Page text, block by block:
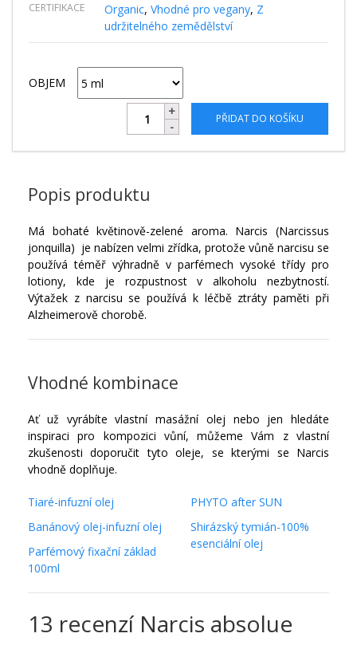
CERTIFIKACE Organic, Vhodné pro vegany, Z
udržitelného zemědělství
OBJEM
PŘIDAT DO KOŠÍKU
Popis produktu
Má bohaté květinově-zelené aroma. Narcis (Narcissus
jonquilla) je nabízen velmi zřídka, protože vůně narcisu se
používá téměř výhradně v parfémech vysoké třídy pro
lotiony, kde je rozpustnost v alkoholu nezbytností.
Výtažek z narcisu se používá k léčbě ztráty paměti při
Alzheimerově chorobě.
Vhodné kombinace
Ať už vyrábíte vlastní masážní olej nebo jen hledáte
inspiraci pro kompozici vůní, můžeme Vám z vlastní
zkušenosti doporučit tyto oleje, se kterými se Narcis
vhodně doplňuje.
Tiaré-infuzní olej
Banánový olej-infuzní olej
Parfémový fixační základ
100ml
PHYTO after SUN
Shirázský tymián-100%
esenciální olej
13 recenzí Narcis absolue